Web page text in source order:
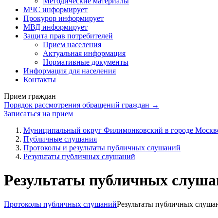
МЧС информирует
Прокурор информирует
МВД информирует
Защита прав потребителей
Прием населения
Актуальная информация
Нормативные документы
Информация для населения
Контакты
Прием граждан
Порядок рассмотрения обращений граждан →
Записаться на прием
Муниципальный округ Филимонковский в городе
Публичные слушания
Протоколы и результаты публичных слушаний
Результаты публичных слушаний
Результаты публичных
Протоколы публичных слушанийРезультаты публичных